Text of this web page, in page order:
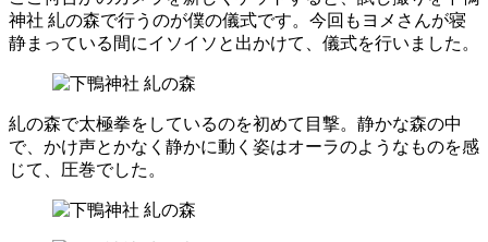
神社 糺の森で行うのが僕の儀式です。今回もヨメさんが寝
静まっている間にイソイソと出かけて、儀式を行いました。
糺の森で太極拳をしているのを初めて目撃。静かな森の中
で、かけ声とかなく静かに動く姿はオーラのようなものを感
じて、圧巻でした。